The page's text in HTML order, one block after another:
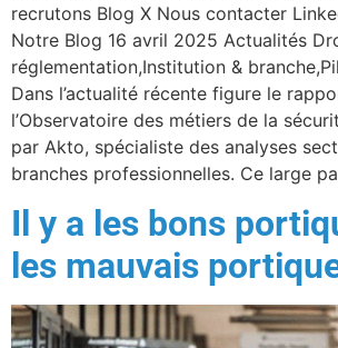
recrutons Blog X Nous contacter
Notre Blog 16 avril 2025 Actualités
réglementation,Institution &
Dans l’actualité récente figure le
l’Observatoire des métiers de la
par Akto, spécialiste des analyses
branches professionnelles. Ce large
Il y a les bons
les mauvais